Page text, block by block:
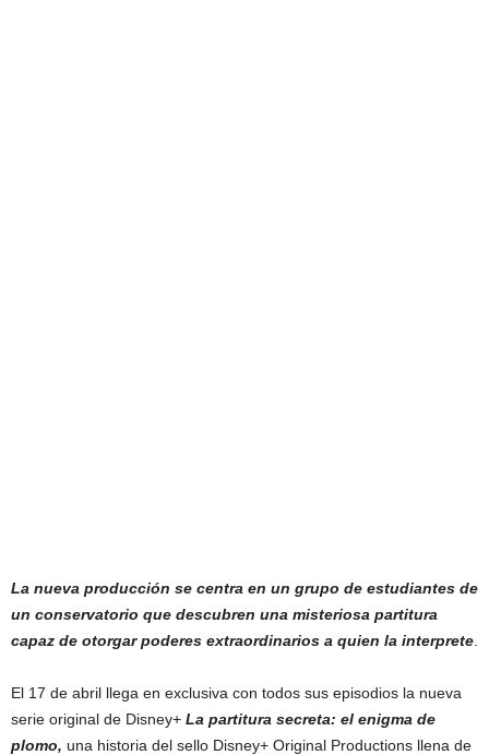
La nueva producción se centra en un grupo de estudiantes de
un conservatorio que descubren una misteriosa partitura
capaz de otorgar poderes extraordinarios a quien la interprete
El 17 de abril llega en exclusiva con todos sus episodios la nueva
serie original de Disney+ La partitura secreta: el enigma de
plomo, una historia del sello Disney+ Original Productions llena de